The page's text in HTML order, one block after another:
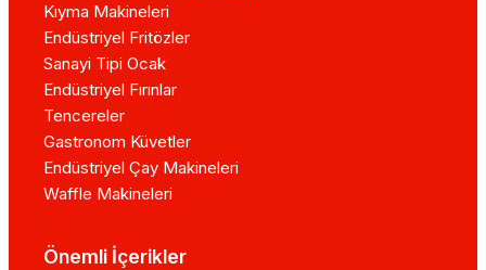
Kıyma Makineleri
Endüstriyel Fritözler
Sanayi Tipi Ocak
Endüstriyel Fırınlar
Tencereler
Gastronom Küvetler
Endüstriyel Çay Makineleri
Waffle Makineleri
Önemli İçerikler